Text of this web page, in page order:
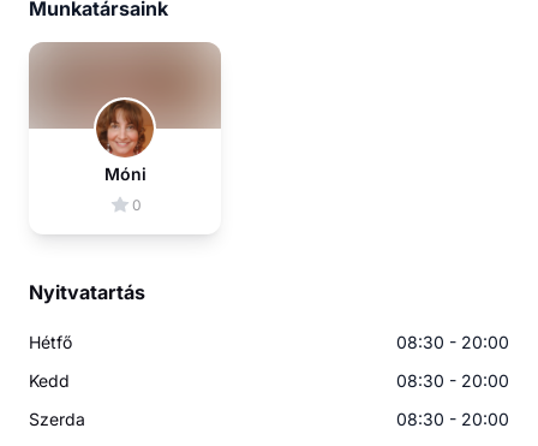
Munkatársaink
Móni
0
Nyitvatartás
Hétfő
08:30 - 20:00
Kedd
08:30 - 20:00
Szerda
08:30 - 20:00